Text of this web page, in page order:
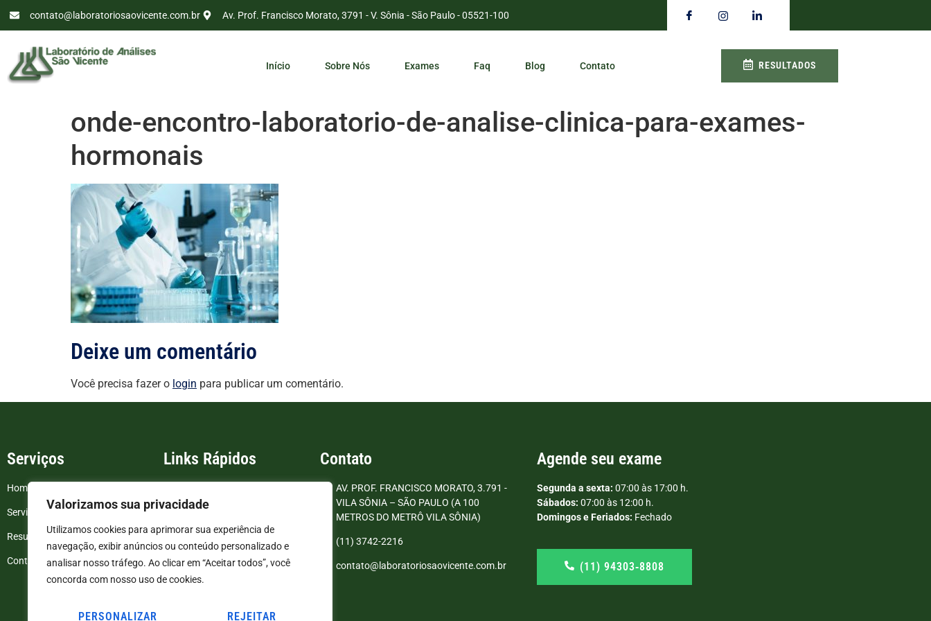
Valorizamos sua privacidade
Utilizamos cookies para aprimorar sua experiência de
navegação, exibir anúncios ou conteúdo personalizado e
analisar nosso tráfego. Ao clicar em “Aceitar todos”, você
concorda com nosso uso de cookies.
PERSONALIZAR REJEITAR
contato@laboratoriosaovicente.com.br Av. Prof. Francisco Morato, 3791 - V. Sônia - São Paulo - 05521-100
Início Sobre Nós Exames Faq Blog Contato RESULTADOS
onde-encontro-laboratorio-de-analise-clinica-para-exames-
hormonais
Deixe um comentário
Você precisa fazer o login para publicar um comentário.
Serviços
Home
Serviços
Resultados de exames
Contato
Links Rápidos
Blog
Politica de Privacidade
Termos e Condições
Contato
AV. PROF. FRANCISCO MORATO, 3.791 -
VILA SÔNIA – SÃO PAULO (A 100
METROS DO METRÔ VILA SÔNIA)
(11) 3742-2216
contato@laboratoriosaovicente.com.br
Agende seu exame
Segunda a sexta: 07:00 às 17:00 h.
Sábados: 07:00 às 12:00 h.
Domingos e Feriados: Fechado
(11) 94303‑8808